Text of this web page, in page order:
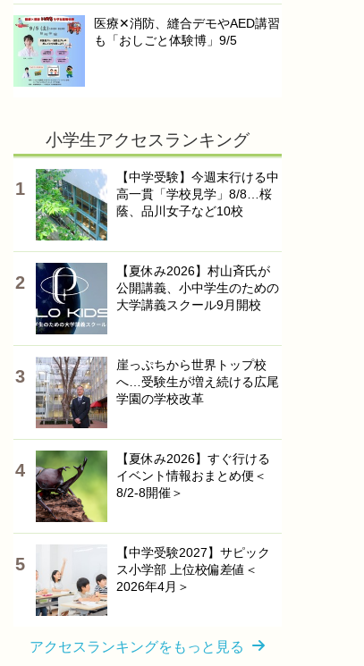
医療✕消防、縫合デモやAED講習
も「おしごと体験博」9/5
小学生アクセスランキング
【中学受験】今週末行ける中
高一貫「学校見学」8/8…桜
蔭、品川女子など10校
【夏休み2026】村山斉氏が
公開講義、小中学生のための
大学講義スクール9月開校
崖っぷちから世界トップ校
へ…受験生が増え続ける広尾
学園の学校改革
【夏休み2026】すぐ行ける
イベント情報おまとめ便＜
8/2-8開催＞
【中学受験2027】サピック
ス小学部 上位校偏差値＜
2026年4月＞
アクセスランキングをもっと見る